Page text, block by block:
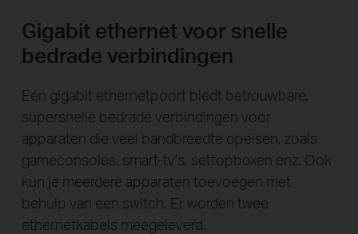
Gigabit ethernet voor snelle
bedrade verbindingen
Eén gigabit ethernetpoort biedt betrouwbare,
supersnelle bedrade verbindingen voor
apparaten die veel bandbreedte opeisen, zoals
gameconsoles, smart-tv's, settopboxen enz. Ook
kun je meerdere apparaten toevoegen met
behulp van een switch. Er worden twee
ethernetkabels meegeleverd.